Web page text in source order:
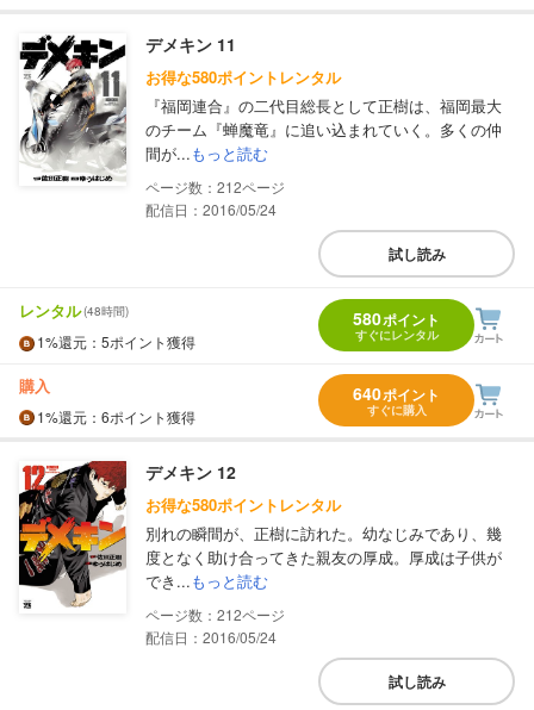
デメキン 11
お得な580ポイントレンタル
『福岡連合』の二代目総長として正樹は、福岡最大
のチーム『蝉魔竜』に追い込まれていく。多くの仲
間が...もっと読む
212
配信日：2016/05/24
試し読み
レンタル(48時間)
1%還元 ：5ポイント獲得
580ポイント
すぐにレンタル
購入
1%還元 ：6ポイント獲得
640ポイント
すぐに購入
デメキン 12
お得な580ポイントレンタル
別れの瞬間が、正樹に訪れた。幼なじみであり、幾
度となく助け合ってきた親友の厚成。厚成は子供が
でき...もっと読む
212
配信日：2016/05/24
試し読み